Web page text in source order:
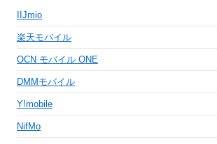
IIJmio
楽天モバイル
OCN モバイル ONE
DMMモバイル
Y!mobile
NifMo